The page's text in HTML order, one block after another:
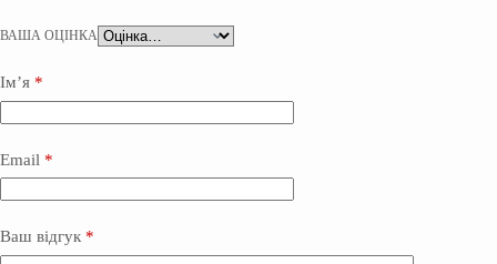
ВАША ОЦІНКА
Ім’я *
Email *
Ваш відгук *